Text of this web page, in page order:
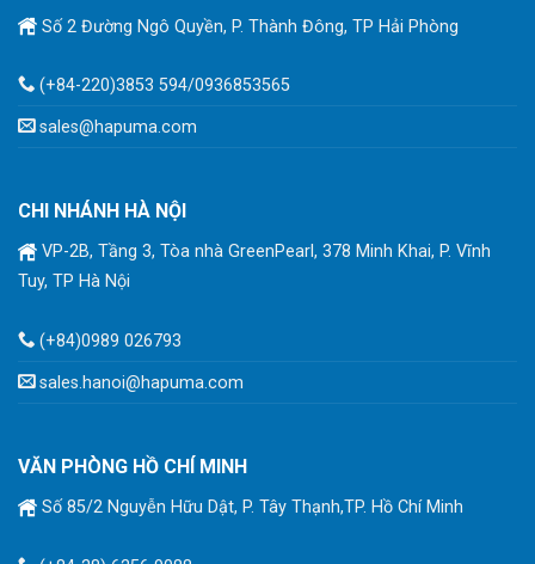
Số 2 Đường Ngô Quyền, P. Thành Đông, TP Hải Phòng
(+84-220)3853 594/0936853565
sales@hapuma.com
CHI NHÁNH HÀ NỘI
VP-2B, Tầng 3, Tòa nhà GreenPearl, 378 Minh Khai, P. Vĩnh
Tuy, TP Hà Nội
(+84)0989 026793
sales.hanoi@hapuma.com
VĂN PHÒNG HỒ CHÍ MINH
Số 85/2 Nguyễn Hữu Dật, P. Tây Thạnh,TP. Hồ Chí Minh